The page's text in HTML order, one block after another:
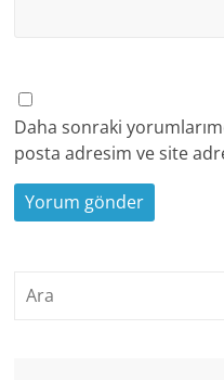
Daha sonraki
posta adresim ve site